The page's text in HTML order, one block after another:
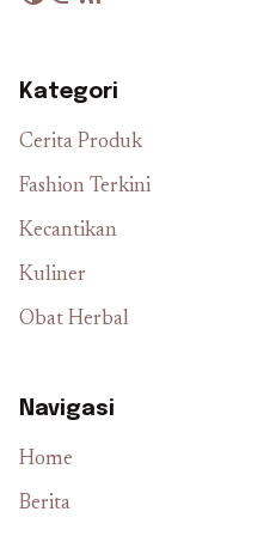
Kategori
Cerita Produk
Fashion Terkini
Kecantikan
Kuliner
Obat Herbal
Navigasi
Home
Berita